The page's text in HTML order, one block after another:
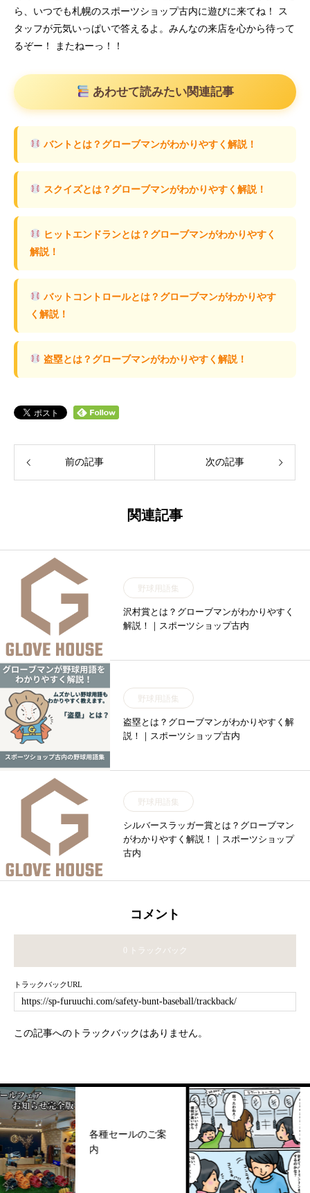
ら、いつでも札幌のスポーツショップ古内に遊びに来てね！ ス
タッフが元気いっぱいで答えるよ。みんなの来店を心から待って
るぞー！ またねーっ！！
あわせて読みたい関連記事
バントとは？グローブマンがわかりやすく解説！
スクイズとは？グローブマンがわかりやすく解説！
ヒットエンドランとは？グローブマンがわかりやすく
解説！
バットコントロールとは？グローブマンがわかりやす
く解説！
盗塁とは？グローブマンがわかりやすく解説！
前の記事 次の記事
関連記事
野球用語集
沢村賞とは？グローブマンがわかりやすく
解説！｜スポーツショップ古内
野球用語集
盗塁とは？グローブマンがわかりやすく解
説！｜スポーツショップ古内
野球用語集
シルバースラッガー賞とは？グローブマン
がわかりやすく解説！｜スポーツショップ
古内
コメント
0 トラックバック
トラックバックURL
この記事へのトラックバックはありません。
各種セールのご案
内
【重
トン
販売
につ